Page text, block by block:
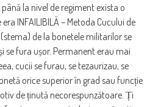
la nivel de regiment exista o
INFAILIBILĂ – Metoda Cucului de
de la bonetele militarilor se
se fura ușor. Permanent erau mai
cucii se furau, se tezaurizau, se
orice superior în grad sau funcție
de ținută necorespunzătoare. Ți